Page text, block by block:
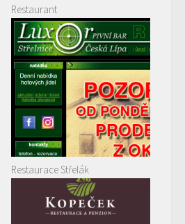
Restaurant
Restaurace Střelák